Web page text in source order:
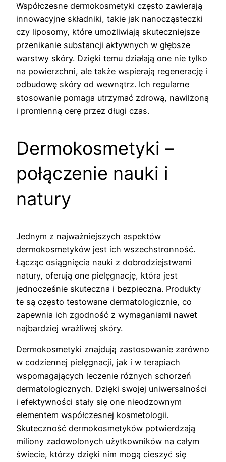
Współczesne dermokosmetyki często zawierają
innowacyjne składniki, takie jak nanocząsteczki
czy liposomy, które umożliwiają skuteczniejsze
przenikanie substancji aktywnych w głębsze
warstwy skóry. Dzięki temu działają one nie tylko
na powierzchni, ale także wspierają regenerację i
odbudowę skóry od wewnątrz. Ich regularne
stosowanie pomaga utrzymać zdrową, nawilżoną
i promienną cerę przez długi czas.
Dermokosmetyki –
połączenie nauki i
natury
Jednym z najważniejszych aspektów
dermokosmetyków jest ich wszechstronność.
Łącząc osiągnięcia nauki z dobrodziejstwami
natury, oferują one pielęgnację, która jest
jednocześnie skuteczna i bezpieczna. Produkty
te są często testowane dermatologicznie, co
zapewnia ich zgodność z wymaganiami nawet
najbardziej wrażliwej skóry.
Dermokosmetyki znajdują zastosowanie zarówno
w codziennej pielęgnacji, jak i w terapiach
wspomagających leczenie różnych schorzeń
dermatologicznych. Dzięki swojej uniwersalności
i efektywności stały się one nieodzownym
elementem współczesnej kosmetologii.
Skuteczność dermokosmetyków potwierdzają
miliony zadowolonych użytkowników na całym
świecie, którzy dzięki nim mogą cieszyć się